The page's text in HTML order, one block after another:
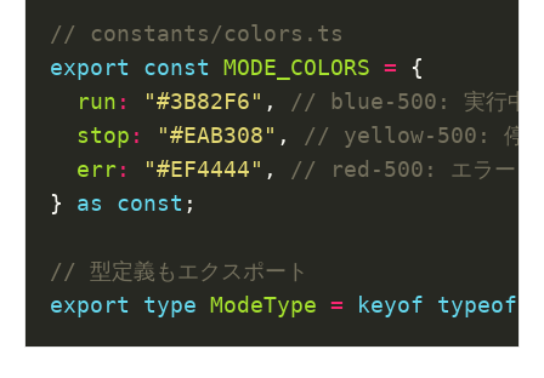
export
const MODE_COLORS =
run : "#3B82F6" ,
stop : "#EAB308" ,
err : "#EF4444" ,
} as const
export
type ModeType = keyof typeof